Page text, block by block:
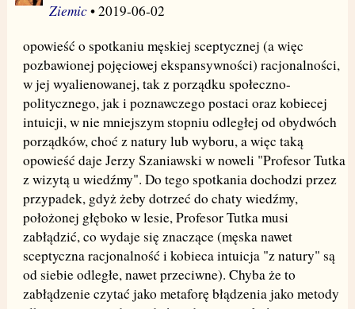
Ziemic• 2019-06-02
opowieść o spotkaniu męskiej sceptycznej (a więc
pozbawionej pojęciowej ekspansywności) racjonalności,
w jej wyalienowanej, tak z porządku społeczno-
politycznego, jak i poznawczego postaci oraz kobiecej
intuicji, w nie mniejszym stopniu odległej od obydwóch
porządków, choć z natury lub wyboru, a więc taką
opowieść daje Jerzy Szaniawski w noweli "Profesor Tutka
z wizytą u wiedźmy". Do tego spotkania dochodzi przez
przypadek, gdyż żeby dotrzeć do chaty wiedźmy,
położonej głęboko w lesie, Profesor Tutka musi
zabłądzić, co wydaje się znaczące (męska nawet
sceptyczna racjonalność i kobieca intuicja "z natury" są
od siebie odległe, nawet przeciwne). Chyba że to
zabłądzenie czytać jako metaforę błądzenia jako metody